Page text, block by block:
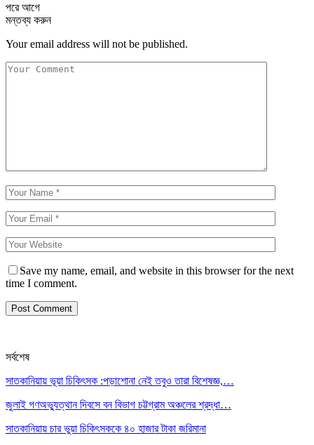
পরেআগে
মন্তব্য করুন
Your email address will not be published.
Save my name, email, and website in this browser for the next
time I comment.
সর্বশেষ
সাতকানিয়ায় ভূয়া চিকিৎসক :পড়াশোনা নেই তবুও তারা বিশেষজ্ঞ,…
জুলাই গণঅভ্যুত্থান দিবসে বন বিভাগ চট্টগ্রাম অঞ্চলের শ্রদ্ধা…
সাতকানিয়ায় চার ভুয়া চিকিৎসককে ৪০ হাজার টাকা জরিমানা